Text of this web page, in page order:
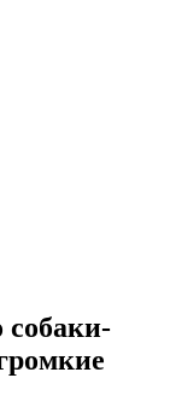
собаки-